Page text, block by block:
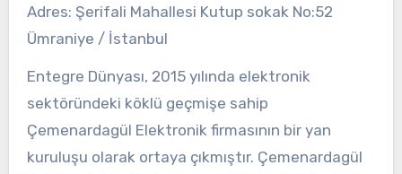
Adres: Şerifali Mahallesi Kutup sokak No:52
Ümraniye / İstanbul
Entegre Dünyası, 2015 yılında elektronik
sektöründeki köklü geçmişe sahip
Çemenardagül Elektronik firmasının bir yan
kuruluşu olarak ortaya çıkmıştır. Çemenardagül